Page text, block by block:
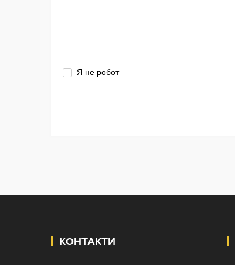
Я не робот
КОНТАКТИ